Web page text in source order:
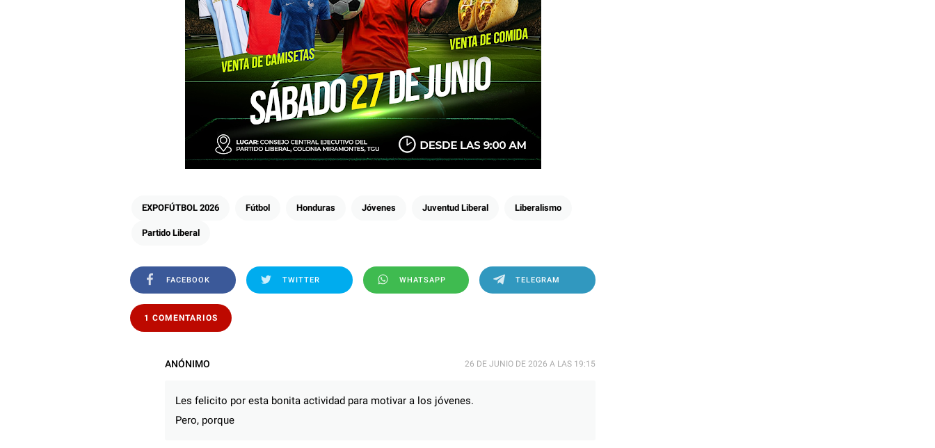
EXPOFÚTBOL 2026 Fútbol Honduras Jóvenes Juventud Liberal Liberalismo
Partido Liberal
FACEBOOK TWITTER WHATSAPP TELEGRAM
1 COMENTARIOS
ANÓNIMO 26 DE JUNIO DE 2026 A LAS 19:15
Les felicito por esta bonita actividad para motivar a los jóvenes.
Pero, porque